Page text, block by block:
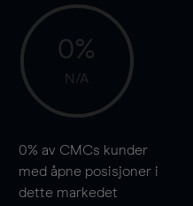
0%
N/A
0% av CMCs kunder
med åpne posisjoner i
dette markedet